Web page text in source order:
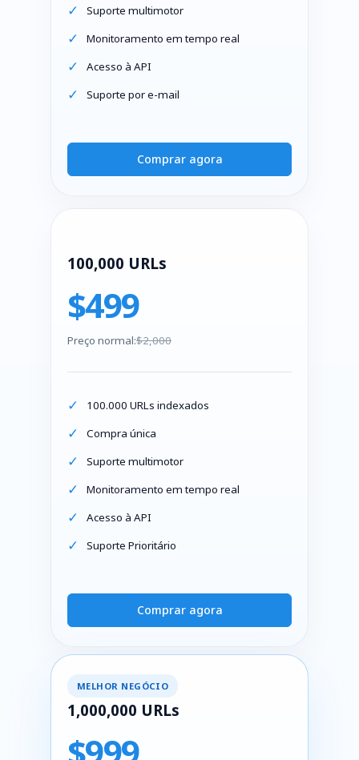
Suporte multimotor
Monitoramento em tempo real
Acesso à API
Suporte por e-mail
Comprar agora
100,000 URLs
$499
Preço normal:$2,000
100.000 URLs indexados
Compra única
Suporte multimotor
Monitoramento em tempo real
Acesso à API
Suporte Prioritário
Comprar agora
MELHOR NEGÓCIO
1,000,000 URLs